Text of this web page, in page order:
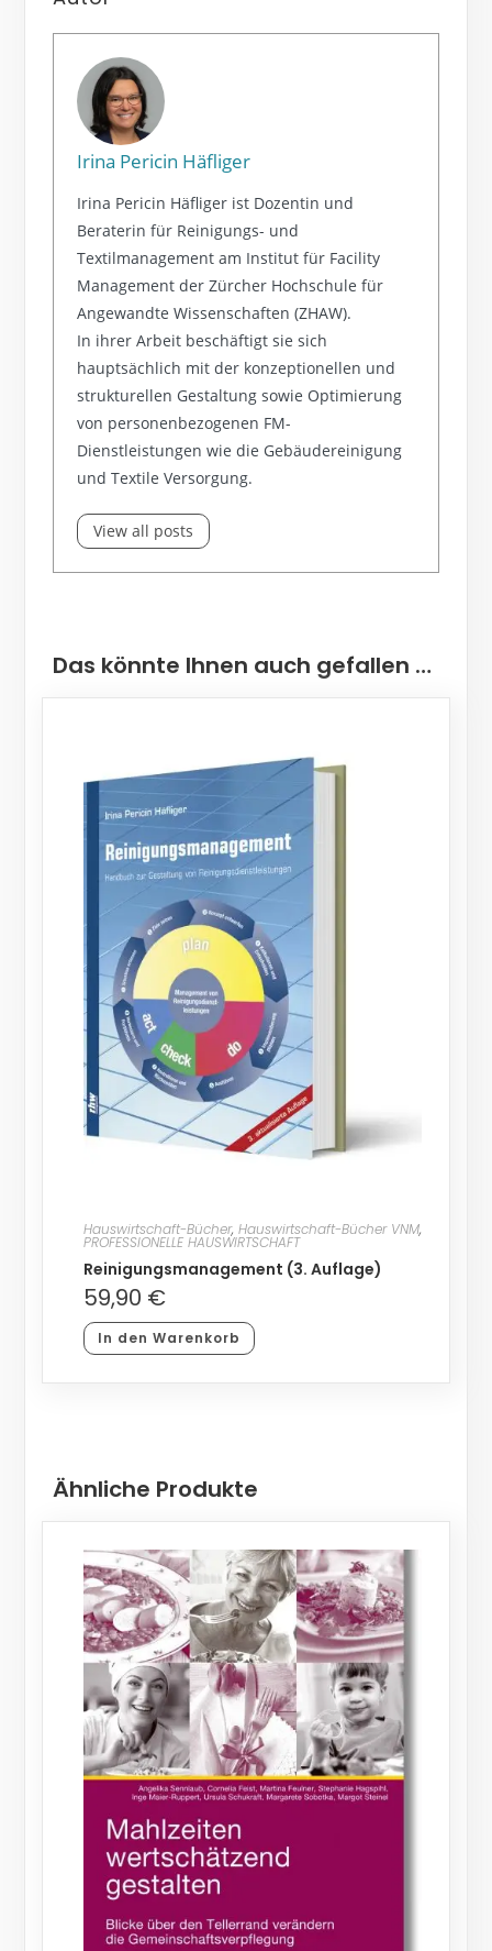
Irina Pericin Häfliger
Irina Pericin Häfliger ist Dozentin und
Beraterin für Reinigungs- und
Textilmanagement am Institut für Facility
Management der Zürcher Hochschule für
Angewandte Wissenschaften (ZHAW).
In ihrer Arbeit beschäftigt sie sich
hauptsächlich mit der konzeptionellen und
strukturellen Gestaltung sowie Optimierung
von personenbezogenen FM-
Dienstleistungen wie die Gebäudereinigung
und Textile Versorgung.
View all posts
Das könnte Ihnen auch gefallen …
Hauswirtschaft-Bücher, Hauswirtschaft-Bücher VNM,
PROFESSIONELLE HAUSWIRTSCHAFT
Reinigungsmanagement (3. Auflage)
59,90 €
In den Warenkorb
Ähnliche Produkte